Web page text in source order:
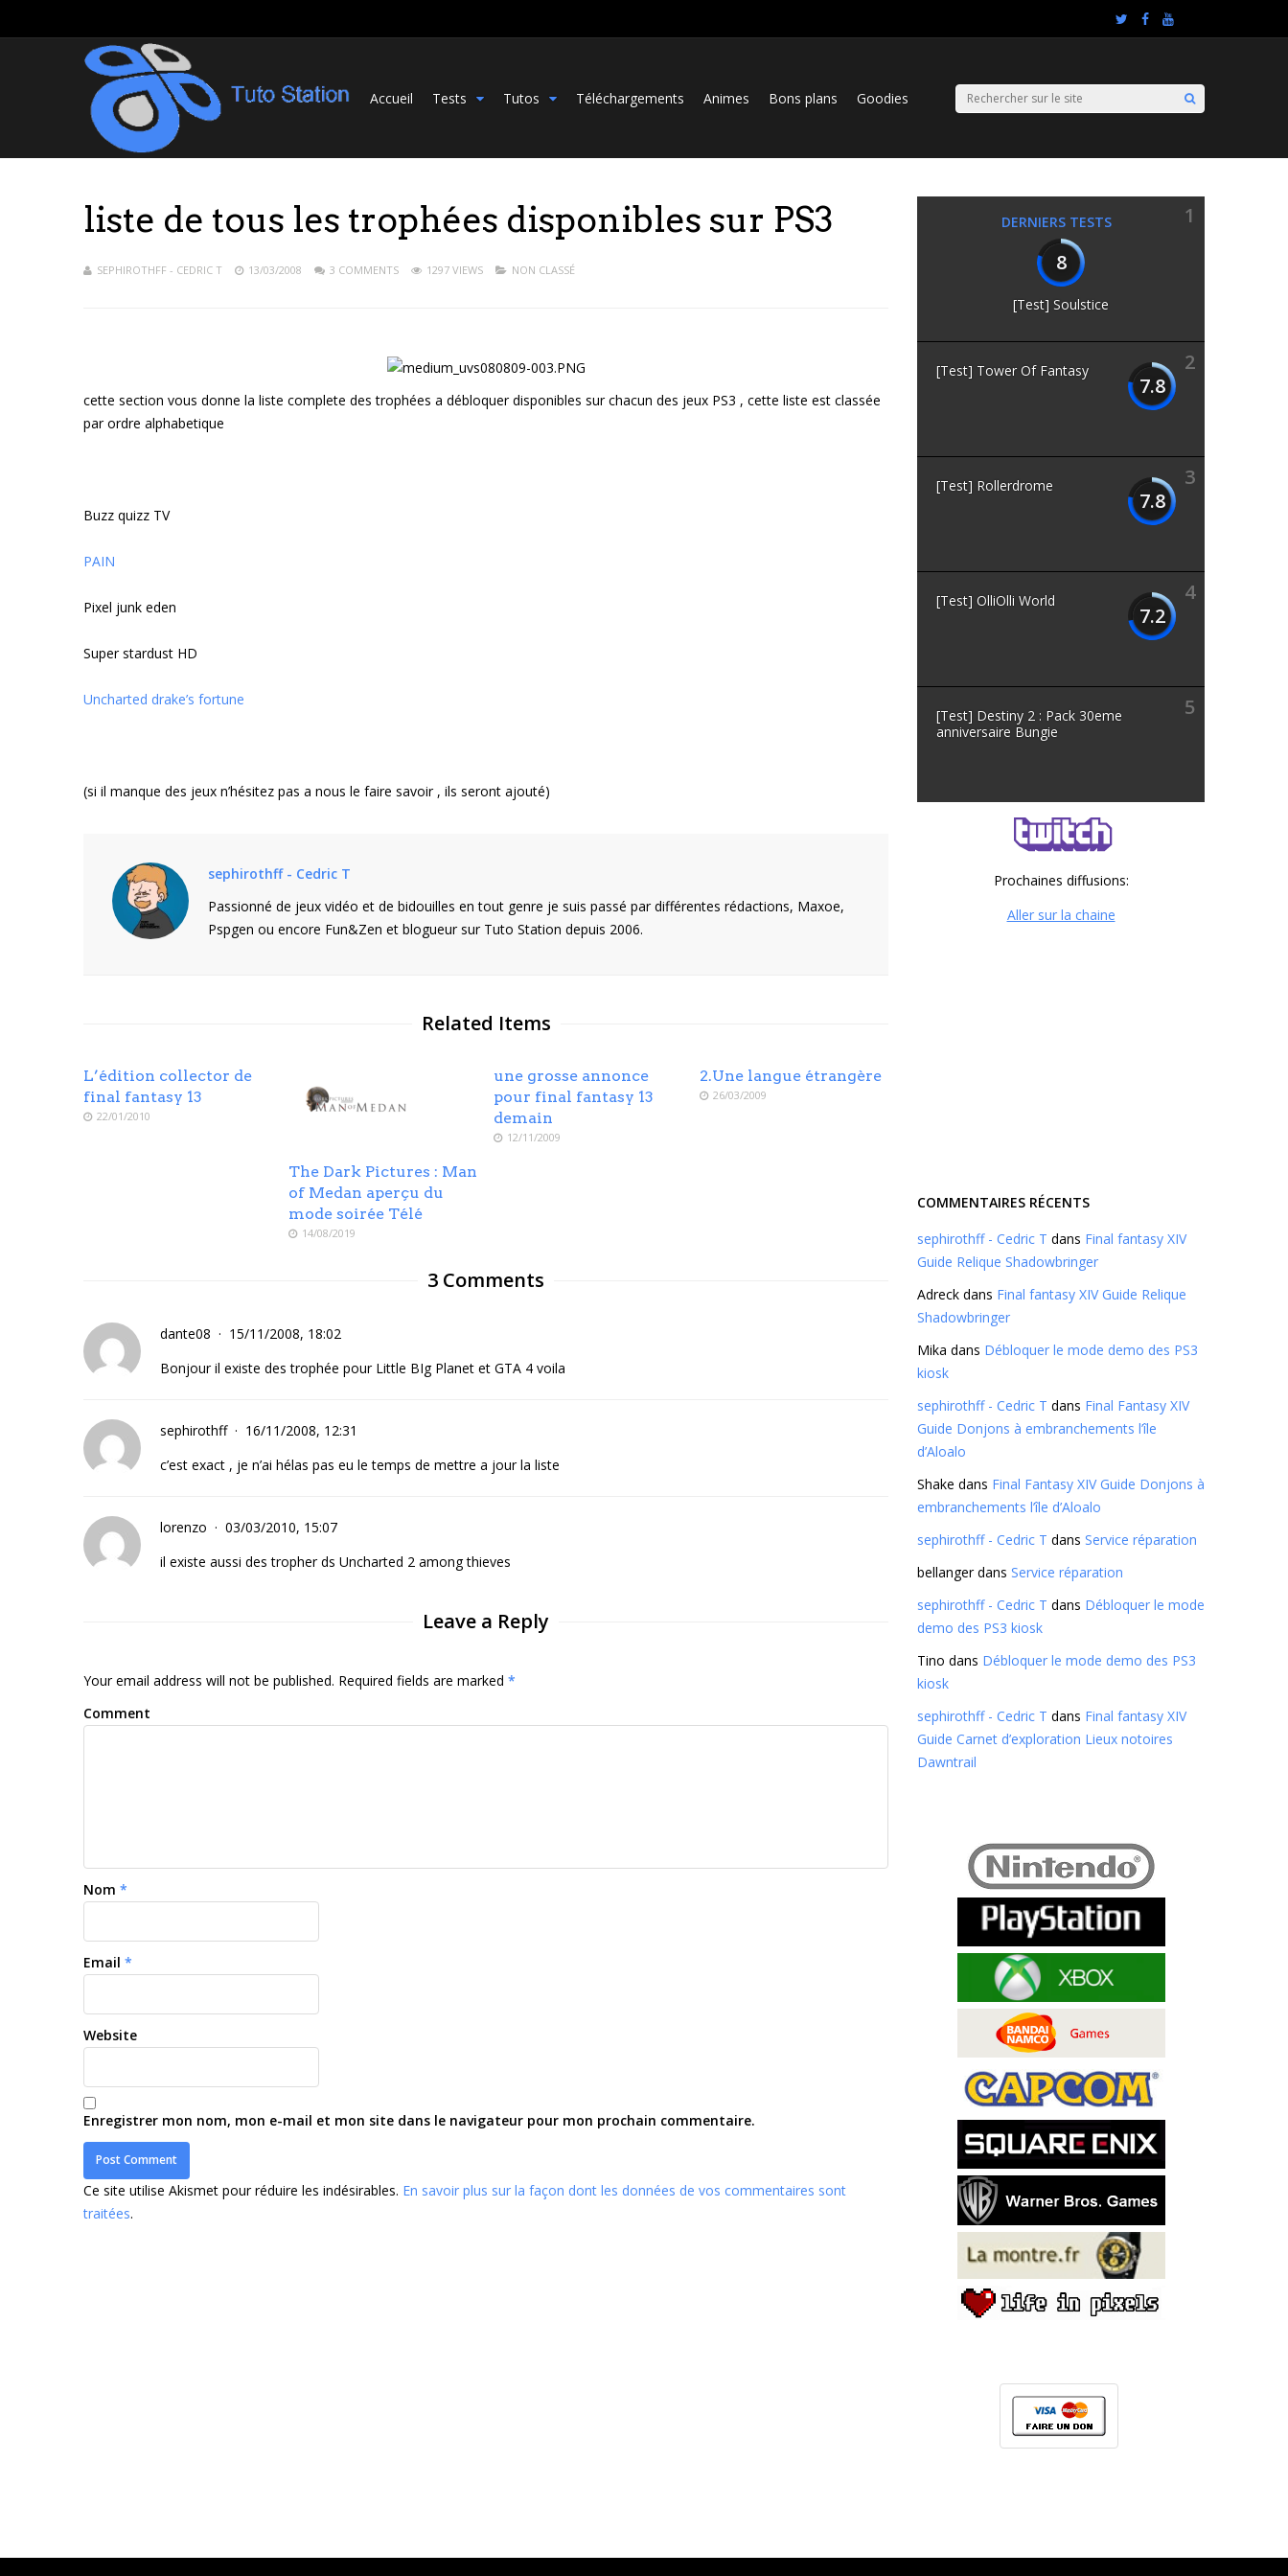
Accueil Tests Tutos Téléchargements Animes Bons plans Goodies
liste de tous les trophées disponibles sur PS3
SEPHIROTHFF - CEDRIC T 13/03/2008 3 COMMENTS 1297 VIEWS NON CLASSÉ
cette section vous donne la liste complete des trophées a débloquer disponibles sur chacun des jeux PS3 , cette liste est classée
par ordre alphabetique
Buzz quizz TV
PAIN
Pixel junk eden
Super stardust HD
Uncharted drake’s fortune
(si il manque des jeux n’hésitez pas a nous le faire savoir , ils seront ajouté)
sephirothff - Cedric T
Passionné de jeux vidéo et de bidouilles en tout genre je suis passé par différentes rédactions, Maxoe,
Pspgen ou encore Fun&Zen et blogueur sur Tuto Station depuis 2006.
Related Items
L’édition collector de
final fantasy 13
22/01/2010
The Dark Pictures : Man
of Medan aperçu du
mode soirée Télé
14/08/2019
une grosse annonce
pour final fantasy 13
demain
12/11/2009
2.Une langue étrangère
26/03/2009
3 Comments
dante08
15/11/2008, 18:02
Bonjour il existe des trophée pour Little BIg Planet et GTA 4 voila
sephirothff
16/11/2008, 12:31
c’est exact , je n’ai hélas pas eu le temps de mettre a jour la liste
lorenzo
03/03/2010, 15:07
il existe aussi des tropher ds Uncharted 2 among thieves
Leave a Reply
Your email address will not be published. Required fields are marked *
Comment
Nom *
Email *
Website
Enregistrer mon nom, mon e-mail et mon site dans le navigateur pour mon prochain commentaire.
Ce site utilise Akismet pour réduire les indésirables. En savoir plus sur la façon dont les données de vos commentaires sont
traitées.
DERNIERS TESTS
1
8
[Test] Soulstice
2
7.8
[Test] Tower Of Fantasy
3
7.8
[Test] Rollerdrome
4
7.2
[Test] OlliOlli World
5
[Test] Destiny 2 : Pack 30eme
anniversaire Bungie
Prochaines diffusions:
Aller sur la chaine
COMMENTAIRES RÉCENTS
sephirothff - Cedric T dans Final fantasy XIV
Guide Relique Shadowbringer
Adreck dans Final fantasy XIV Guide Relique
Shadowbringer
Mika dans Débloquer le mode demo des PS3
kiosk
sephirothff - Cedric T dans Final Fantasy XIV
Guide Donjons à embranchements l’île
d’Aloalo
Shake dans Final Fantasy XIV Guide Donjons à
embranchements l’île d’Aloalo
sephirothff - Cedric T dans Service réparation
bellangerdans Service réparation
sephirothff - Cedric T dans Débloquer le mode
demo des PS3 kiosk
Tino dans Débloquer le mode demo des PS3
kiosk
sephirothff - Cedric T dans Final fantasy XIV
Guide Carnet d’exploration Lieux notoires
Dawntrail